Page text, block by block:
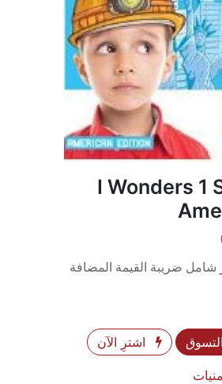
I Wonders 1
شامل ضريبة القيمة المضافة
اشترِ الآن